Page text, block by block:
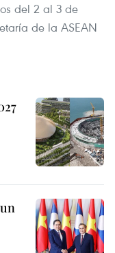
del 2 al 3 de
de la ASEAN